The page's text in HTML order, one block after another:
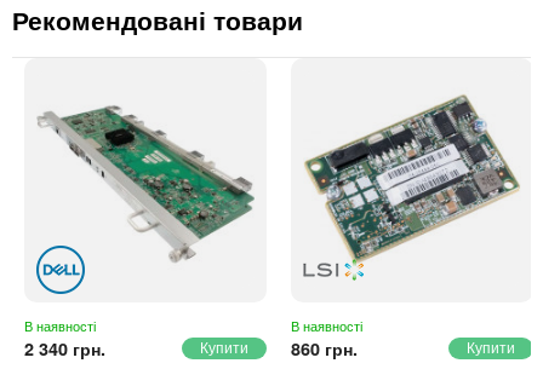
Рекомендовані товари
В наявності
2 340 грн.
В наявності
860 грн.